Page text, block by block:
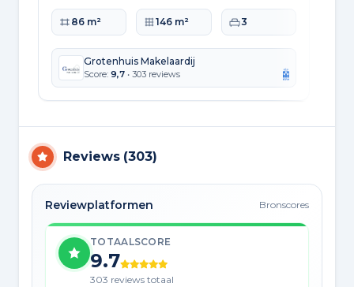
Woonoppervlakte
86 m² Perceeloppervlakte
146 m² Slaapkamers
3
Grotenhuis Makelaardij
Score: 9,7 • 303 reviews
Reviews (303)
Reviewplatformen Bronscores
TOTAALSCORE
9.7
303 reviews totaal